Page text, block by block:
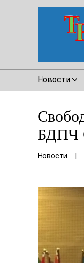
Новости
БДПЧ
Новости